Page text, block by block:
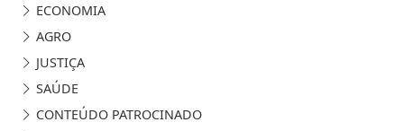
ECONOMIA
AGRO
JUSTIÇA
SAÚDE
CONTEÚDO PATROCINADO